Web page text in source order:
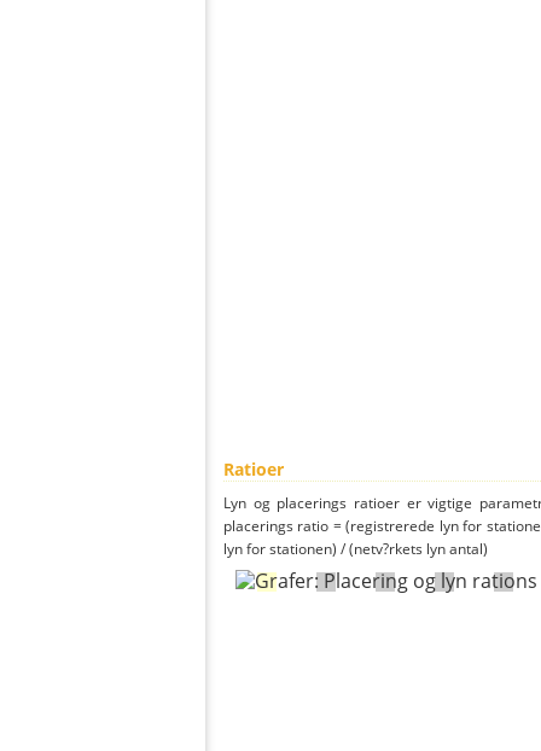
Ratioer
Lyn og placerings ratioer er vigtige
placerings ratio = (registrerede lyn for
lyn for stationen) / (netv?rkets lyn antal)